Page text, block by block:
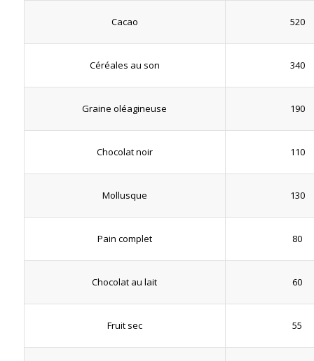
Cacao 520
Céréales au son 340
Graine oléagineuse 190
Chocolat noir 110
Mollusque 130
Pain complet 80
Chocolat au lait 60
Fruit sec 55